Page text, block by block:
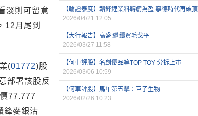
淡則可留意
12月尾到
(01772)股
部署該股反
77.777
鋒麥銀沽
【輪證泰度】贛鋒鋰業料轉虧為盈 寧德時代再破頂
2026/04/21 12:05
【大行報告】高盛:繼續買毛戈平
2026/03/27 11:58
【何車評股】名創優品等TOP TOY 分拆上市
2026/03/06 10:59
【何車評股】馬年第五擊：巨子生物
2026/02/26 10:23